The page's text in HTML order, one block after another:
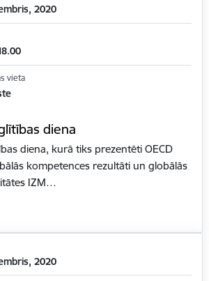
2020
vieta
diena
diena, kurā tiks prezentēti OECD
kompetences rezultāti un globālās
IZM…
2020